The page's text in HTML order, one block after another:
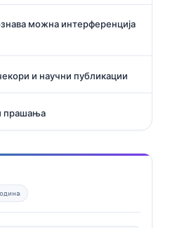
можна интерференција
и научни публикации
прашања